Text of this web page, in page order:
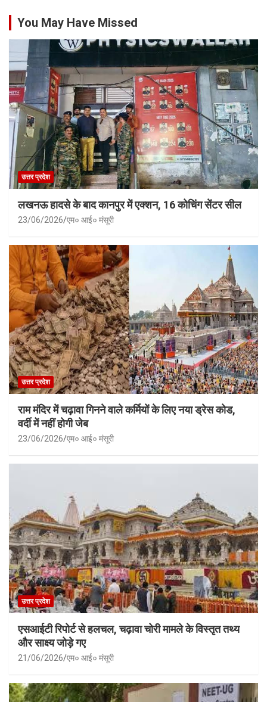
You May Have Missed
उत्तर प्रदेश
लखनऊ हादसे के बाद कानपुर में एक्शन, 16 कोचिंग सेंटर सील
23/06/2026 एम० आई० मंसूरी
उत्तर प्रदेश
राम मंदिर में चढ़ावा गिनने वाले कर्मियों के लिए नया ड्रेस कोड,
वर्दी में नहीं होगी जेब
23/06/2026 एम० आई० मंसूरी
उत्तर प्रदेश
एसआईटी रिपोर्ट से हलचल, चढ़ावा चोरी मामले के विस्तृत तथ्य
और साक्ष्य जोड़े गए
21/06/2026 एम० आई० मंसूरी